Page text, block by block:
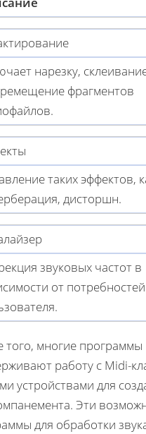
нарезку,
фрагментов
таких эффектов,
дисторшн.
звуковых частот в
от потребностей
того, многие программы
работу с Midi-
устройствами для
Эти
для обработки